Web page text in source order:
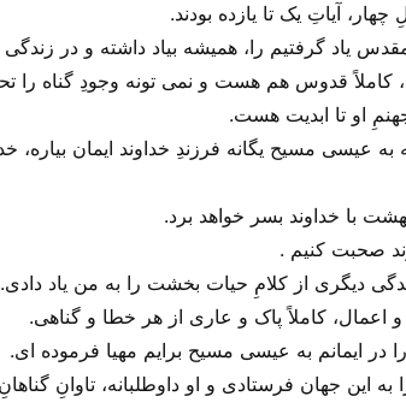
آیاتِ یک تا یازده بودند.
یاد گرفتیم را، همیشه بیاد داشته و در زندگی
کاملاً قدوس هم هست و نمی تونه وجودِ گناه را
او تا ابدیت هست.
عیسی مسیح یگانه فرزندِ خداوند ایمان بیاره،
با خداوند بسر خواهد برد.
صحبت کنیم .
دیگری از کلامِ حیات بخشت را به من یاد دادی.
و اعمال، کاملاً پاک و عاری از هر خطا و گناهی.
در ایمانم به عیسی مسیح برایم مهیا فرموده ای.
به این جهان فرستادی و او داوطلبانه، تاوانِ